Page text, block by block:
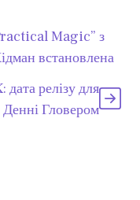
Magic” з
встановлена
релізу для
Гловером